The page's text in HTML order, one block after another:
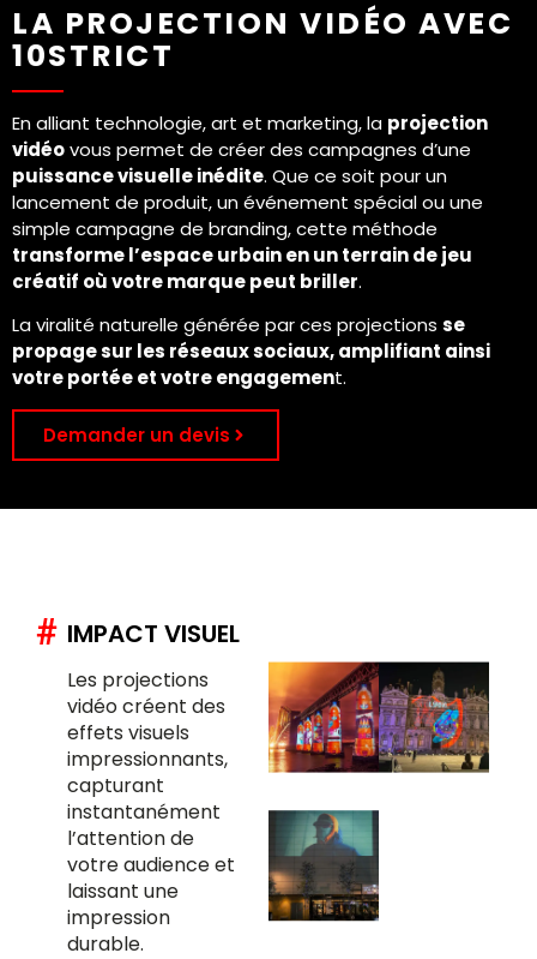
LA PROJECTION VIDÉO AVEC
10STRICT
En alliant technologie, art et marketing, la projection
vidéovous permet de créer des campagnes d’une
puissance visuelle inédite. Que ce soit pour un
lancement de produit, un événement spécial ou une
simple campagne de branding, cette méthode
transforme l’espace urbain en un terrain de jeu
créatif où votre marque peut briller.
La viralité naturelle générée par ces projections se
propage sur les réseaux sociaux, amplifiant ainsi
votre portée et votre engagement.
Demander un devis
# IMPACT VISUEL
Les projections
vidéo créent des
effets visuels
impressionnants,
capturant
instantanément
l’attention de
votre audience et
laissant une
impression
durable.